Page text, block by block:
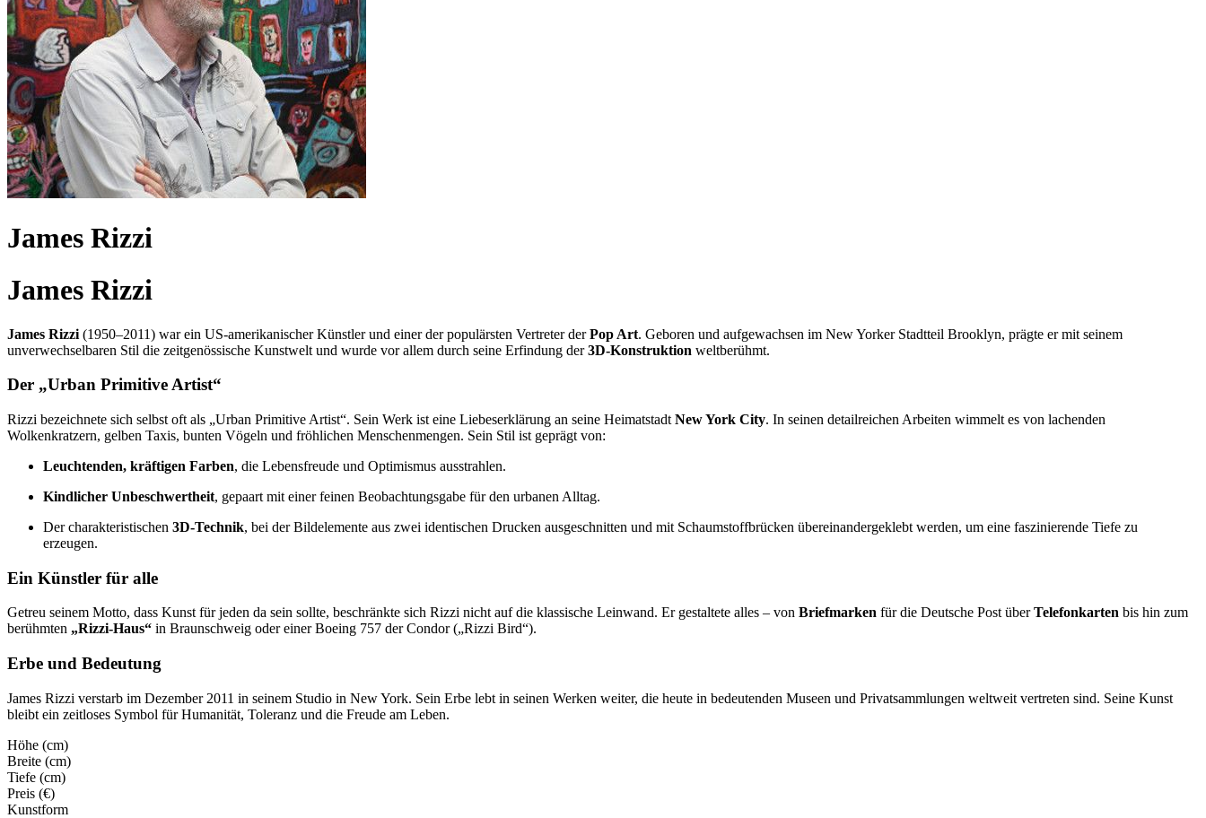
James Rizzi
James Rizzi
James Rizzi (1950–2011) war ein US-amerikanischer Künstler und einer der populärsten Vertreter derPop Art. Geboren und aufgewachsen im New Yorker Stadtteil Brooklyn, prägte er mit seinem
unverwechselbaren Stil die zeitgenössische Kunstwelt und wurde vor allem durch seine Erfindung der3D-Konstruktion weltberühmt.
Der „Urban Primitive Artist“
Rizzi bezeichnete sich selbst oft als „Urban Primitive Artist“. Sein Werk ist eine Liebeserklärung an seine Heimatstadt New York City. In seinen detailreichen Arbeiten wimmelt es von lachenden
Wolkenkratzern, gelben Taxis, bunten Vögeln und fröhlichen Menschenmengen. Sein Stil ist geprägt von:
Leuchtenden, kräftigen Farben, die Lebensfreude und Optimismus ausstrahlen.
Kindlicher Unbeschwertheit, gepaart mit einer feinen Beobachtungsgabe für den urbanen Alltag.
Der charakteristischen 3D-Technik, bei der Bildelemente aus zwei identischen Drucken ausgeschnitten und mit Schaumstoffbrücken übereinandergeklebt werden, um eine faszinierende Tiefe zu
erzeugen.
Ein Künstler für alle
Getreu seinem Motto, dass Kunst für jeden da sein sollte, beschränkte sich Rizzi nicht auf die klassische Leinwand. Er gestaltete alles – von Briefmarken für die Deutsche Post überTelefonkarten bis hin zum
berühmten „Rizzi-Haus“ in Braunschweig oder einer Boeing 757 der Condor („Rizzi Bird“).
Erbe und Bedeutung
James Rizzi verstarb im Dezember 2011 in seinem Studio in New York. Sein Erbe lebt in seinen Werken weiter, die heute in bedeutenden Museen und Privatsammlungen weltweit vertreten sind. Seine Kunst
bleibt ein zeitloses Symbol für Humanität, Toleranz und die Freude am Leben.
Höhe (cm)
Breite (cm)
Tiefe (cm)
Preis (€)
Kunstform